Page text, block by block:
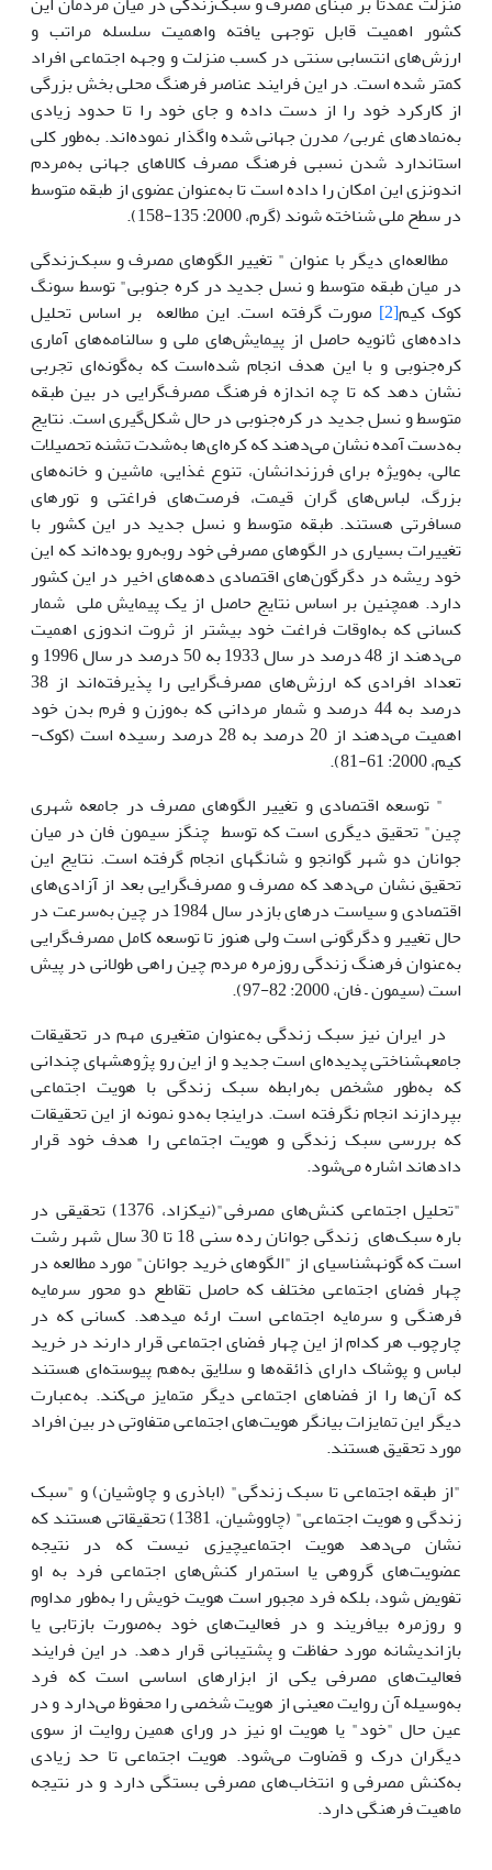
کشور اهمیت قابل توجهی یافته واهمیت سلسله مراتب و
ارزش‌های انتسابی سنتی در کسب منزلت و وجهه اجتماعی افراد
کمتر شده است. در این فرایند عناصر فرهنگ محلی بخش بزرگی
از کارکرد خود را از دست داده و جای خود را تا حدود زیادی
به‌نمادهای غربی/ مدرن جهانی شده واگذار نموده‌اند. به‌طور کلی
استاندارد شدن نسبی فرهنگ مصرف کالاهای جهانی به‌مردم
اندونزی این امکان را داده است تا به‌عنوان عضوی از طبقه متوسط
در سطح ملی شناخته شوند (گرم، 2000: 135-158).
مطالعه‌ای دیگر با عنوان " تغییر الگوهای مصرف و سبک‌زندگی
در میان طبقه متوسط و نسل جدید در کره جنوبی" توسط سونگ
کوک کیم[2]
صورت گرفته است. این مطالعه بر اساس تحلیل
داده‌های ثانویه حاصل از پیمایش‌های ملی و سالنامه‌های آماری
کره‌جنوبی و با این هدف انجام شده‌است که به‌گونه‌ای تجربی
نشان دهد که تا چه اندازه فرهنگ مصرف‌گرایی در بین طبقه
متوسط و نسل جدید در کره‌جنوبی در حال شکل‌گیری است. نتایج
به‌دست آمده نشان می‌دهند که کره‌ای‌ها به‌شدت تشنه تحصیلات
عالی، به‌ویژه برای فرزندانشان، تنوع غذایی، ماشین و خانه‌های
بزرگ، لباس‌های گران قیمت، فرصت‌های فراغتی و تورهای
مسافرتی هستند. طبقه متوسط و نسل جدید در این کشور با
تغییرات بسیاری در الگوهای مصرفی خود روبه‌رو بوده‌اند که این
خود ریشه در دگرگون‌های اقتصادی دهه‌های اخیر در این کشور
دارد. همچنین بر اساس نتایج حاصل از یک پیمایش ملی شمار
کسانی که به‌اوقات فراغت خود بیشتر از ثروت اندوزی اهمیت
می‌دهند از 48 درصد در سال 1933 به 50 درصد در سال 1996 و
تعداد افرادی که ارزش‌های مصرف‌گرایی را پذیرفته‌اند از 38
درصد به 44 درصد و شمار مردانی که به‌وزن و فرم بدن خود
اهمیت می‌دهند از 20 درصد به 28 درصد رسیده است (کوک-
کیم، 2000: 61-81).
" توسعه اقتصادی و تغییر الگوهای مصرف در جامعه شهری
چین" تحقیق دیگری است که توسط چنگز سیمون فان در میان
جوانان دو شهر گوانجو و شانگهای انجام گرفته است. نتایج این
تحقیق نشان می‌دهد که مصرف و مصرف‌گرایی بعد از آزادی‌های
اقتصادی و سیاست درهای بازدر سال 1984 در چین به‌سرعت در
حال تغییر و دگرگونی است ولی هنوز تا توسعه کامل مصرف‌گرایی
به‌عنوان فرهنگ زندگی روزمره مردم چین راهی طولانی در پیش
است (سیمون – فان، 2000: 82-97).
در ایران نیز سبک زندگی به‌عنوان متغیری مهم در تحقیقات
جامعه‏شناختی پدیده‌ای است جدید و از این رو پژوهش‏های چندانی
که به‌طور مشخص به‌رابطه سبک زندگی با هویت اجتماعی
بپردازند انجام نگرفته است. دراینجا به‌دو نمونه از این تحقیقات
که بررسی سبک زندگی و هویت اجتماعی را هدف خود قرار
داده‏اند اشاره ‌می‌شود.
"تحلیل اجتماعی کنش‌های مصرفی"(نیکزاد، 1376) تحقیقی در
باره سبک‌های زندگی جوانان رده سنی 18 تا 30 سال شهر رشت
است که گونه‏شناسی‏ای از "الگوهای خرید جوانان" مورد مطالعه در
چهار فضای اجتماعی مختلف که حاصل تقاطع دو محور سرمایه
فرهنگی و سرمایه اجتماعی است ارئه می‏دهد. کسانی که در
چارچوب هر کدام از این چهار فضای اجتماعی قرار دارند در خرید
لباس و پوشاک دارای ذائقه‌ها و سلایق به‌هم پیوسته‌ای ‌هستند
که آن‌ها را از فضا‏های اجتماعی دیگر متمایز می‌کند. به‌عبارت
دیگر این تمایزات بیانگر هویت‌های اجتماعی متفاوتی در بین افراد
مورد تحقیق هستند.
"از طبقه اجتماعی تا سبک‌ زندگی" (اباذری و چاوشیان) و "سبک
‌زندگی و هویت اجتماعی" (چاووشیان، 1381) تحقیقاتی هستند که
نشان می‌دهد ‌هویت‌ اجتماعیچیزی نیست که در نتیجه
عضویت‌های گروهی یا استمرار کنش‌های اجتماعی فرد به او
تفویض شود، بلکه فرد مجبور است ‌هویت خویش را به‌طور ‌مداوم
و روزمره بیافریند و در فعالیت‌های خود به‌صورت بازتابی یا
بازاندیشانه مورد حفاظت و پشتیبانی قرار دهد. در این فرایند
فعالیت‌های مصرفی یکی از ابزارهای اساسی است که فرد
به‌وسیله آن روایت معینی از هویت شخصی را محفوظ می‌دارد و در
عین حال "خود" یا هویت او نیز در ورای‌ همین روایت از سوی
دیگران درک و قضاوت می‌شود. هویت اجتماعی تا حد زیادی
به‌کنش مصرفی و انتخاب‌های مصرفی بستگی دارد و در نتیجه
ماهیت فرهنگی دارد.